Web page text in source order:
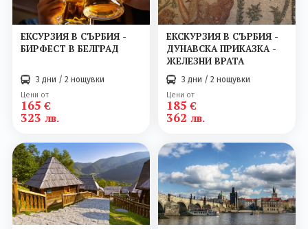
ЕКСУРЗИЯ В СЪРБИЯ -
БИРФЕСТ В БЕЛГРАД
3 дни / 2 нощувки
Цени от
165 €
323 лв.
ЕКСКУРЗИЯ В СЪРБИЯ -
ДУНАВСКА ПРИКАЗКА -
ЖЕЛЕЗНИ ВРАТА
3 дни / 2 нощувки
Цени от
185 €
362 лв.